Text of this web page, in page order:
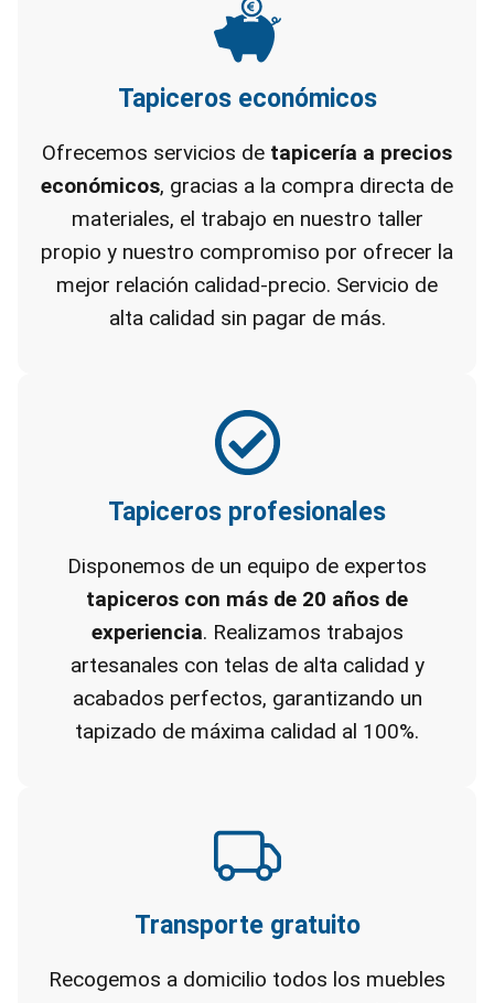
Tapiceros económicos
Ofrecemos servicios de tapicería a precios
económicos, gracias a la compra directa de
materiales, el trabajo en nuestro taller
propio y nuestro compromiso por ofrecer la
mejor relación calidad-precio. Servicio de
alta calidad sin pagar de más.
Tapiceros profesionales
Disponemos de un equipo de expertos
tapiceros con más de 20 años de
experiencia. Realizamos trabajos
artesanales con telas de alta calidad y
acabados perfectos, garantizando un
tapizado de máxima calidad al 100%.
Transporte gratuito
Recogemos a domicilio todos los muebles